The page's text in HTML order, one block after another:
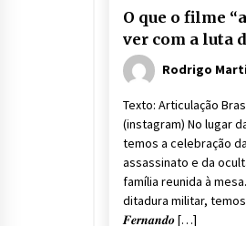
O que o filme
ver com a luta
Rodrigo
Texto: Articulação
(instagram) No lugar
temos a celebração
assassinato e da
família reunida à
ditadura militar,
𝑭𝒆𝒓𝒏𝒂𝒏𝒅𝒐 […]